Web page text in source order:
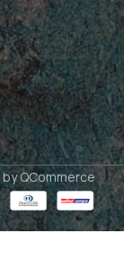
by QCommerce